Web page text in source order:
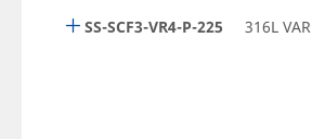
SS-SCF3-VR4-P-225 316L VAR